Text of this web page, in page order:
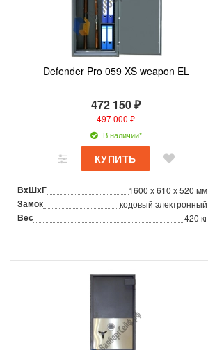
Defender Pro 059 XS weapon EL
472 150 ₽
497 000 ₽
В наличии*
ВxШxГ 1600 x 610 x 520 мм
Замок кодовый электронный
Вес 420 кг